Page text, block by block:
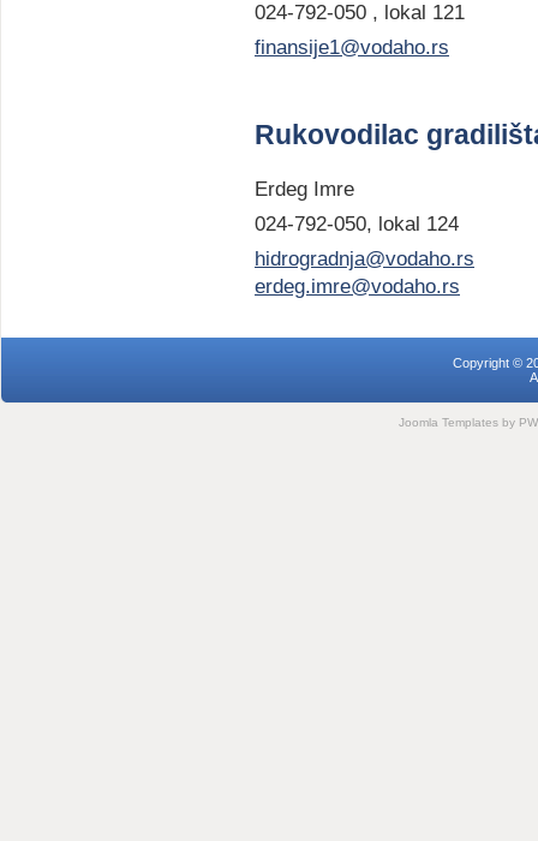
024-792-050 , lokal 121
finansije1@vodaho.rs
Rukovodilac
Erdeg Imre
024-792-050, lokal 124
hidrogradnja@vodaho.rs
erdeg.imre@vodaho.rs
Copyright ©
Joomla Templates by